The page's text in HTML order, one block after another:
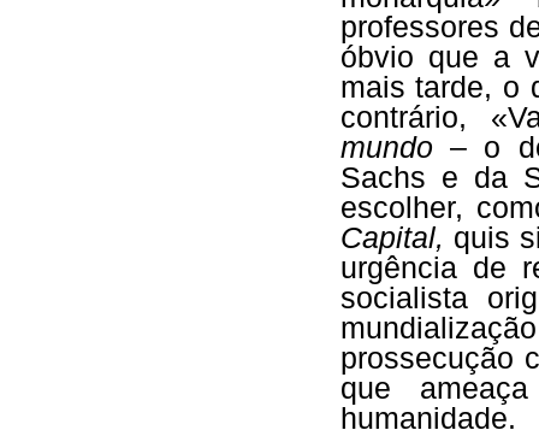
professores
óbvio que a
mais tarde, o
contrário,
mundo – o
Sachs e da
escolher,
Capital, quis
urgência de
socialista
prossecução
que
humanidade.